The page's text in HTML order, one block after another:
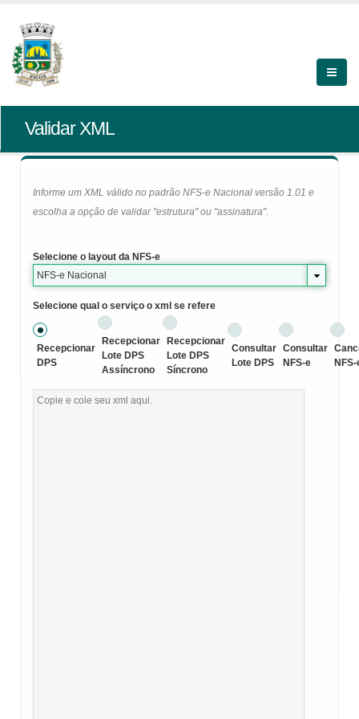
Validar XML
Informe um XML válido no padrão NFS-e Nacional versão 1.01 e
escolha a opção de validar "estrutura" ou "assinatura".
Selecione o layout da NFS-e
NFS-e Nacional
Selecione qual o serviço o xml se refere
Recepcionar
DPS
Recepcionar
Lote DPS
Assíncrono
Recepcionar
Lote DPS
Síncrono
Consultar
Lote DPS
Consultar
NFS-e
NFS-